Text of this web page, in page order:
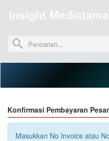
Konfirmasi Pembayaran
Masukkan No Invoice atau